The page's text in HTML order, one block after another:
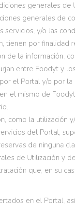
generales de
generales de
servicios, y/o las
tienen por finalidad
de la información,
entre Foodyt y
el Portal y/o por la
el mismo de
como la utilización
del Portal,
de ninguna
de Utilización y
que, en su
en el Portal,